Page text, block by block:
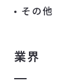
その他
業界